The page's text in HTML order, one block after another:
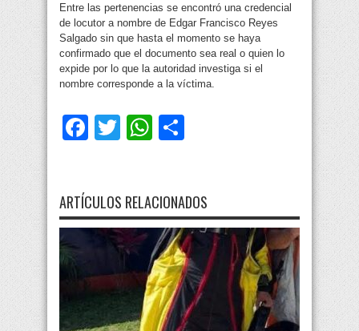
Entre las pertenencias se encontró una credencial
de locutor a nombre de Edgar Francisco Reyes
Salgado sin que hasta el momento se haya
confirmado que el documento sea real o quien lo
expide por lo que la autoridad investiga si el
nombre corresponde a la víctima.
Facebook
TwitterWhatsApp
ARTÍCULOS RELACIONADOS